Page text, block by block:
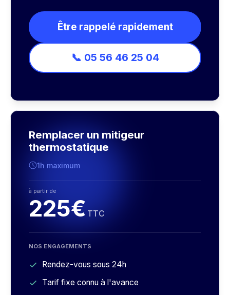
Être rappelé rapidement
📞 05 56 46 25 04
Remplacer un mitigeur
thermostatique
1h maximum
à partir de
225€TTC
NOS ENGAGEMENTS
Rendez-vous sous 24h
Tarif fixe connu à l'avance